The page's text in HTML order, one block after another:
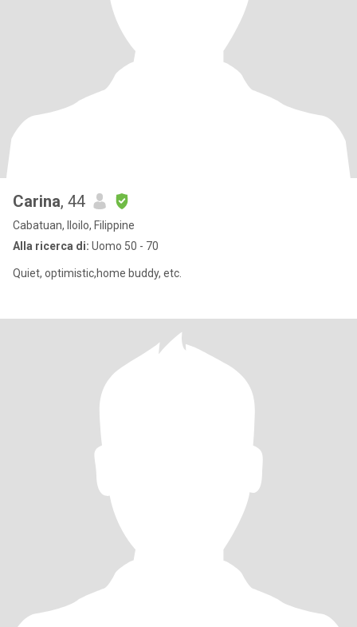
Carina, 44
Cabatuan, Iloilo, Filippine
Alla ricerca di: Uomo 50 - 70
Quiet, optimistic,home buddy, etc.